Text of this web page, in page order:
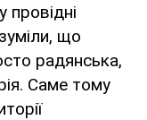
провідні
що
радянська,
Саме тому